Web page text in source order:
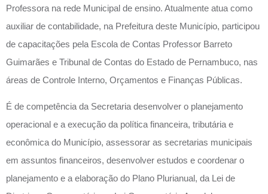
Professora na rede Municipal de ensino. Atualmente atua como
auxiliar de contabilidade, na Prefeitura deste Município, participou
de capacitações pela Escola de Contas Professor Barreto
Guimarães e Tribunal de Contas do Estado de Pernambuco, nas
áreas de Controle Interno, Orçamentos e Finanças Públicas.
É de competência da Secretaria desenvolver o planejamento
operacional e a execução da política financeira, tributária e
econômica do Município, assessorar as secretarias municipais
em assuntos financeiros, desenvolver estudos e coordenar o
planejamento e a elaboração do Plano Plurianual, da Lei de